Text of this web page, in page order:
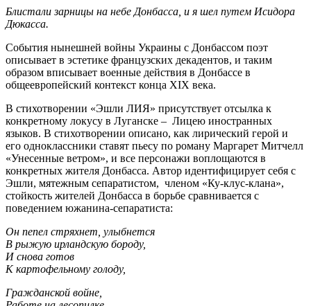
Блистали зарницы на небе Донбасса, и я шел путем Исидора
Дюкасса.
События нынешней войны Украины с Донбассом поэт
описывает в эстетике французских декадентов, и таким
образом вписывает военные действия в Донбассе в
общеевропейский контекст конца XIX века.
В стихотворении «Эшли ЛИЯ» присутствует отсылка к
конкретному локусу в Луганске – Лицею иностранных
языков. В стихотворении описано, как лирический герой и
его одноклассники ставят пьесу по роману Маргарет Митчелл
«Унесенные ветром», и все персонажи воплощаются в
конкретных жителя Донбасса. Автор идентифицирует себя с
Эшли, мятежным сепаратистом, членом «Ку-клус-клана»,
стойкость жителей Донбасса в борьбе сравнивается с
поведением южанина-сепаратиста:
Он пепел стряхнет, улыбнется
В рыжую ирландскую бороду,
И снова готов
К картофельному голоду,
Гражданской войне,